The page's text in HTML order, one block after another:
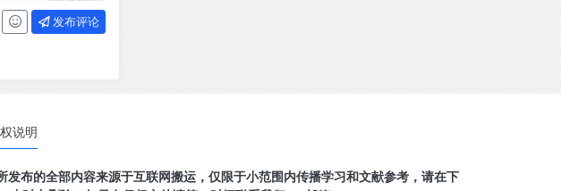
发布评论
说明
发布的全部内容来源于互联网搬运，仅限于小范围内传播学习和文献参考，请在下